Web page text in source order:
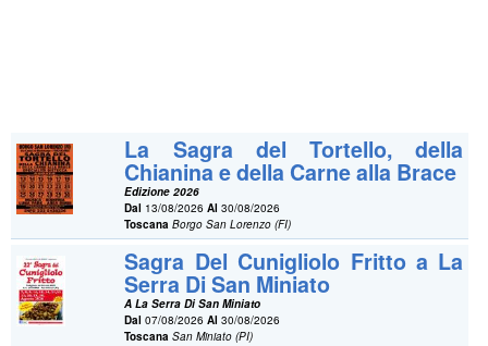
La Sagra del Tortello, della
Chianina e della Carne alla Brace
Edizione 2026
Dal 13/08/2026Al 30/08/2026
Toscana Borgo San Lorenzo (FI)
Sagra Del Cunigliolo Fritto a La
Serra Di San Miniato
A La Serra Di San Miniato
Dal 07/08/2026Al 30/08/2026
Toscana San Miniato (PI)